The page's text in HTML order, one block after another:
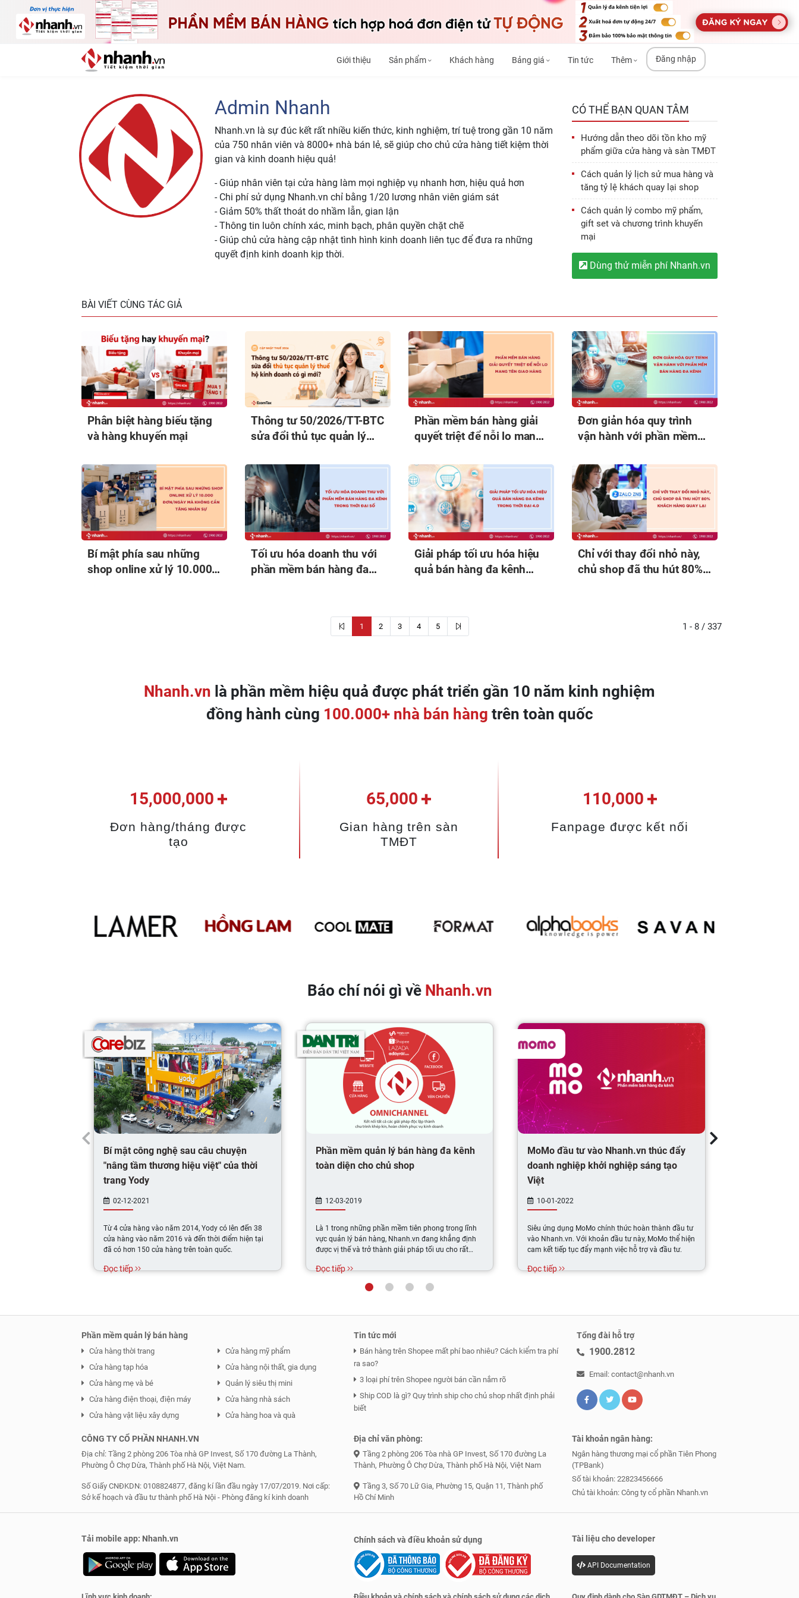
Giới thiệu Sản phẩm Khách hàng Bảng giá Tin tức Thêm Đăng nhập
Admin Nhanh
Nhanh.vn là sự đúc kết rất nhiều kiến thức, kinh nghiệm, trí tuệ trong gần 10 năm
của 750 nhân viên và 8000+ nhà bán lẻ, sẽ giúp cho chủ cửa hàng tiết kiệm thời
gian và kinh doanh hiệu quả!
- Giúp nhân viên tại cửa hàng làm mọi nghiệp vụ nhanh hơn, hiệu quả hơn
- Chi phí sử dụng Nhanh.vn chỉ bằng 1/20 lương nhân viên giám sát
- Giảm 50% thất thoát do nhầm lẫn, gian lận
- Thông tin luôn chính xác, minh bạch, phân quyền chặt chẽ
- Giúp chủ cửa hàng cập nhật tình hình kinh doanh liên tục để đưa ra những
quyết định kinh doanh kịp thời.
CÓ THỂ BẠN QUAN TÂM
Hướng dẫn theo dõi tồn kho mỹ
phẩm giữa cửa hàng và sàn TMĐT
Cách quản lý lịch sử mua hàng và
tăng tỷ lệ khách quay lại shop
Cách quản lý combo mỹ phẩm,
gift set và chương trình khuyến
mại
Dùng thử miễn phí Nhanh.vn
BÀI VIẾT CÙNG TÁC GIẢ
Phân biệt hàng biếu tặng
và hàng khuyến mại
Thông tư 50/2026/TT-BTC
sửa đổi thủ tục quản lý
mới?
Phần mềm bán hàng giải
quyết triệt để nỗi lo mang
Đơn giản hóa quy trình
vận hành với phần mềm
Bí mật phía sau những
shop online xử lý 10.000
Tối ưu hóa doanh thu với
phần mềm bán hàng đa
Giải pháp tối ưu hóa hiệu
quả bán hàng đa kênh
Chỉ với thay đổi nhỏ này,
chủ shop đã thu hút 80%
1 - 8 / 337
1 2 3 4 5
Nhanh.vn là phần mềm hiệu quả được phát triển gần 10 năm kinh nghiệm
đồng hành cùng 100.000+ nhà bán hàng trên toàn quốc
15,000,000 +
Đơn hàng/tháng được
tạo
65,000 +
Gian hàng trên sàn
TMĐT
110,000 +
Fanpage được kết nối
Báo chí nói gì về Nhanh.vn
Bí mật công nghệ sau câu chuyện
"nâng tầm thương hiệu việt" của thời
trang Yody
02-12-2021
Từ 4 cửa hàng vào năm 2014, Yody có lên đến 38
cửa hàng vào năm 2016 và đến thời điểm hiện tại
đã có hơn 150 cửa hàng trên toàn quốc.
Đọc tiếp
Phần mềm quản lý bán hàng đa kênh
toàn diện cho chủ shop
12-03-2019
Là 1 trong những phần mềm tiên phong trong lĩnh
vực quản lý bán hàng, Nhanh.vn đang khẳng định
được vị thế và trở thành giải pháp tối ưu cho rất
Đọc tiếp
MoMo đầu tư vào Nhanh.vn thúc đẩy
doanh nghiệp khởi nghiệp sáng tạo
Việt
10-01-2022
Siêu ứng dụng MoMo chính thức hoàn thành đầu tư
vào Nhanh.vn. Với khoản đầu tư này, MoMo thể hiện
cam kết tiếp tục đẩy mạnh việc hỗ trợ và đầu tư.
Đọc tiếp
Phần mềm quản lý bán hàng
Cửa hàng thời trang
Cửa hàng tạp hóa
Cửa hàng mẹ và bé
Cửa hàng điện thoại, điện máy
Cửa hàng vật liệu xây dựng
Cửa hàng mỹ phẩm
Cửa hàng nội thất, gia dụng
Quản lý siêu thị mini
Cửa hàng nhà sách
Cửa hàng hoa và quà
Tin tức mới
Bán hàng trên Shopee mất phí bao nhiêu? Cách kiểm tra phí
ra sao?
3 loại phí trên Shopee người bán cần nắm rõ
Ship COD là gì? Quy trình ship cho chủ shop nhất định phải
biết
Tổng đài hỗ trợ
1900.2812
Email: contact@nhanh.vn
CÔNG TY CỔ PHẦN NHANH.VN
Địa chỉ: Tầng 2 phòng 206 Tòa nhà GP Invest, Số 170 đường La Thành,
Phường Ô Chợ Dừa, Thành phố Hà Nội, Việt Nam.
Số Giấy CNĐKDN: 0108824877, đăng kí lần đầu ngày 17/07/2019. Nơi cấp:
Sở kế hoạch và đầu tư thành phố Hà Nội - Phòng đăng kí kinh doanh
Địa chỉ văn phòng:
Tầng 2 phòng 206 Tòa nhà GP Invest, Số 170 đường La
Thành, Phường Ô Chợ Dừa, Thành phố Hà Nội, Việt Nam
Tầng 3, Số 70 Lữ Gia, Phường 15, Quận 11, Thành phố
Hồ Chí Minh
Tài khoản ngân hàng:
Ngân hàng thương mại cổ phần Tiên Phong
(TPBank)
Số tài khoản: 22823456666
Chủ tài khoản: Công ty cổ phần Nhanh.vn
Tải mobile app: Nhanh.vn Chính sách và điều khoản sử dụng Tài liệu cho developer
API Documentation